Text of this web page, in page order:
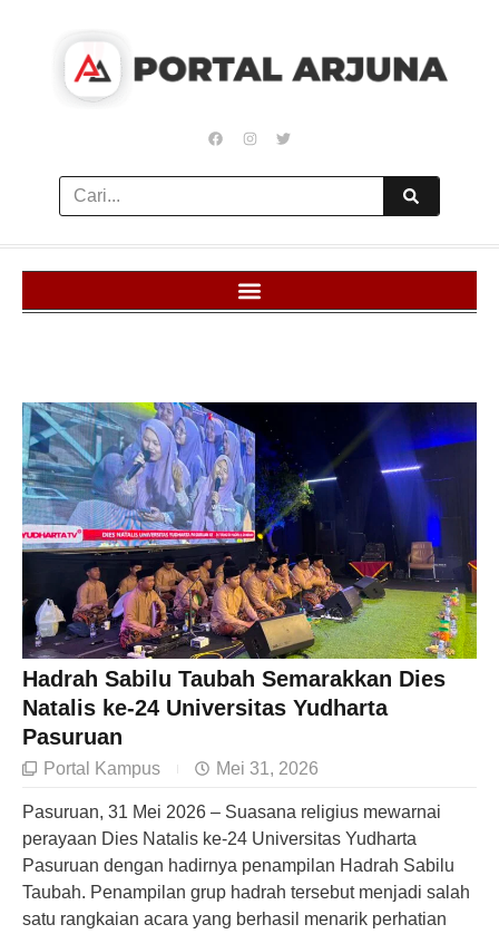
Hadrah Sabilu Taubah Semarakkan Dies
Natalis ke-24 Universitas Yudharta
Pasuruan
Portal Kampus Mei 31, 2026
Pasuruan, 31 Mei 2026 – Suasana religius mewarnai
perayaan Dies Natalis ke-24 Universitas Yudharta
Pasuruan dengan hadirnya penampilan Hadrah Sabilu
Taubah. Penampilan grup hadrah tersebut menjadi salah
satu rangkaian acara yang berhasil menarik perhatian